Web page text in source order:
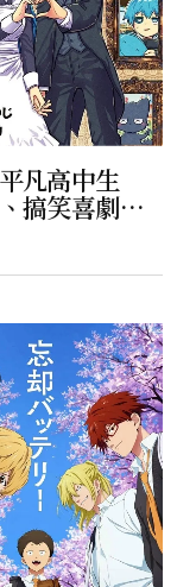
凡高中生
搞笑喜劇